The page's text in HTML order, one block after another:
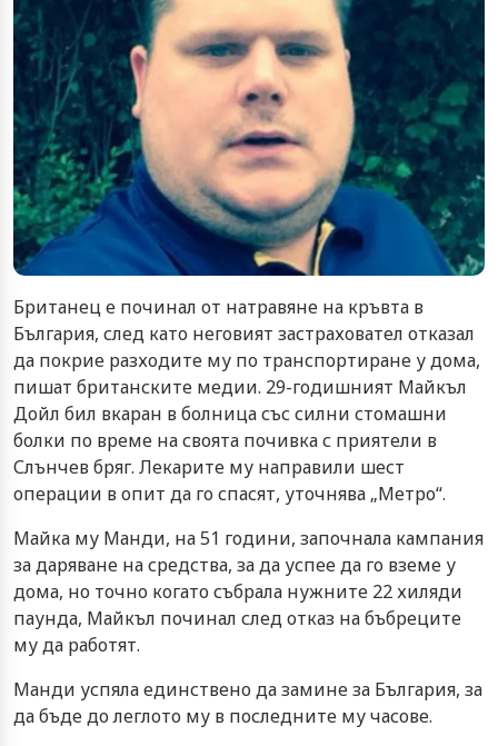
Британец е починал от натравяне на кръвта в
България, след като неговият застраховател отказал
да покрие разходите му по транспортиране у дома,
пишат британските медии. 29-годишният Майкъл
Дойл бил вкаран в болница със силни стомашни
болки по време на своята почивка с приятели в
Слънчев бряг. Лекарите му направили шест
операции в опит да го спасят, уточнява „Метро“.
Майка му Манди, на 51 години, започнала кампания
за даряване на средства, за да успее да го вземе у
дома, но точно когато събрала нужните 22 хиляди
паунда, Майкъл починал след отказ на бъбреците
му да работят.
Манди успяла единствено да замине за България, за
да бъде до леглото му в последните му часове.